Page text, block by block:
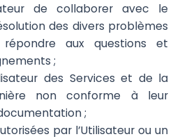
de collaborer avec le
des divers problèmes
aux questions et
;
des Services et de la
non conforme à leur
;
par l’Utilisateur ou un